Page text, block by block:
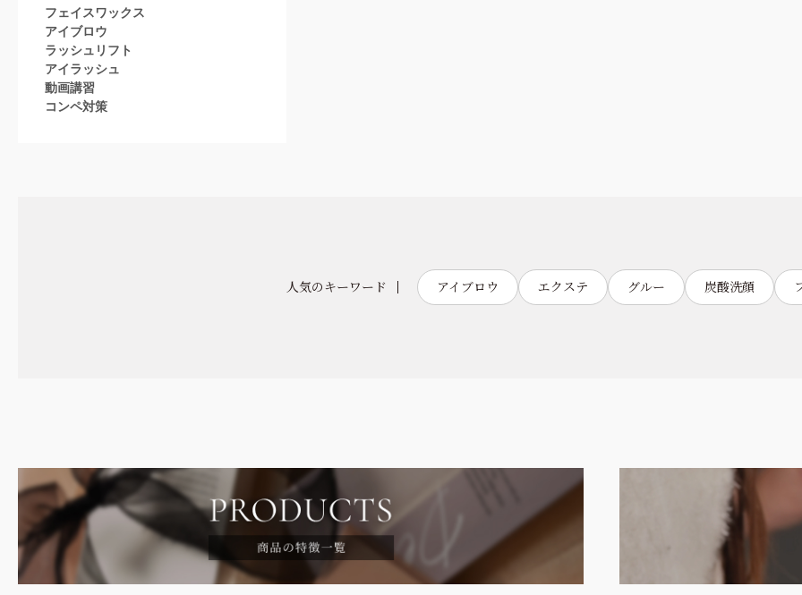
フェイスワックス
アイブロウ
ラッシュリフト
アイラッシュ
動画講習
コンペ対策
人気のキーワード アイブロウ エクステ グルー 炭酸洗顔